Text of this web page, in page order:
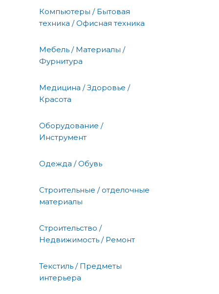
Компьютеры / Бытовая
техника / Офисная техника
Мебель / Материалы /
Фурнитура
Медицина / Здоровье /
Красота
Оборудование /
Инструмент
Одежда / Обувь
Строительные / отделочные
материалы
Строительство /
Недвижимость / Ремонт
Текстиль / Предметы
интерьера